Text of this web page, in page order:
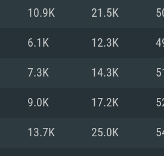
지원하는 AMD
클라이언트)
을 가지는 Mac 버전
720p
클라이언트)
고, 최신 그래픽 드라
그래픽 드라이버를
소사양 지원 해상도
10.9K 21.5K
6.1K 12.3K
7.3K 14.3K
9.0K 17.2K
13.7K 25.0K